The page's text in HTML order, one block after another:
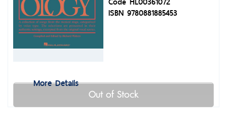
More Details
ISBN 9780881885453
Out of Stock